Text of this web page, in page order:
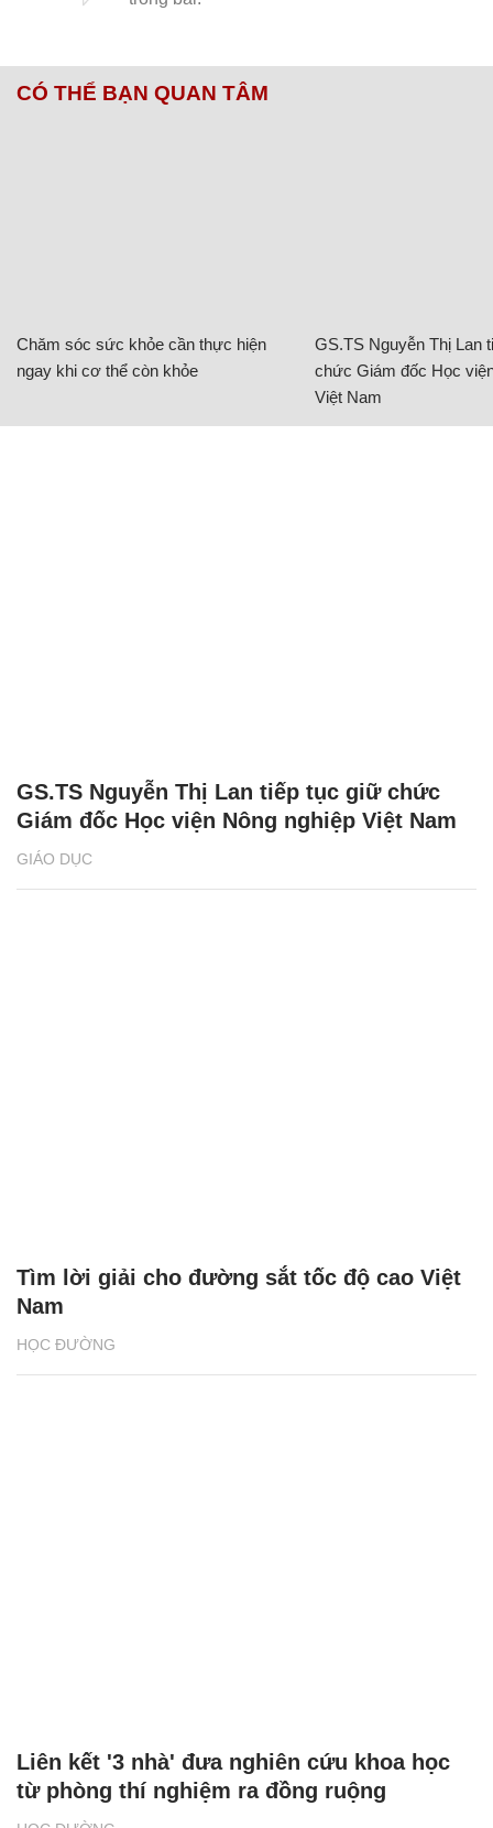
CÓ THỂ BẠN QUAN TÂM
Chăm sóc sức khỏe cần thực hiện
ngay khi cơ thể còn khỏe
GS.TS Nguyễn Thị Lan
chức Giám đốc Học
Việt Nam
GIÁO DỤC
GS.TS Nguyễn Thị Lan tiếp tục giữ chức
Giám đốc Học viện Nông nghiệp Việt Nam
HỌC ĐƯỜNG
Tìm lời giải cho đường sắt tốc độ cao Việt
Nam
Liên kết '3 nhà' đưa nghiên cứu khoa học
từ phòng thí nghiệm ra đồng ruộng